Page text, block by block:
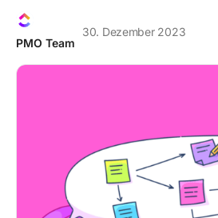
PMO Team
30. Dezember 2023